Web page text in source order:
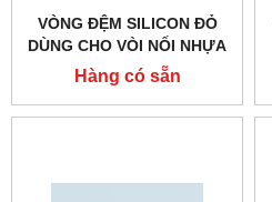
VÒNG ĐỆM SILICON ĐỎ
DÙNG CHO VÒI NỐI NHỰA
PP - DURAN
Hàng có sẵn